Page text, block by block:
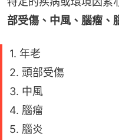
部受傷、中風、腦瘤、
1. 年老
2. 頭部受傷
3. 中風
4. 腦瘤
5. 腦炎